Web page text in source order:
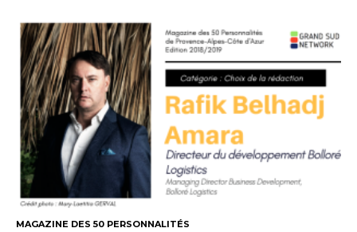
MAGAZINE DES 50 PERSONNALITÉS